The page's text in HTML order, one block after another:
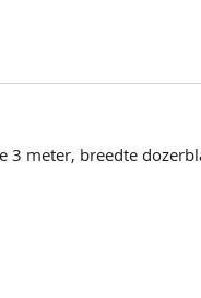
3 meter, breedte